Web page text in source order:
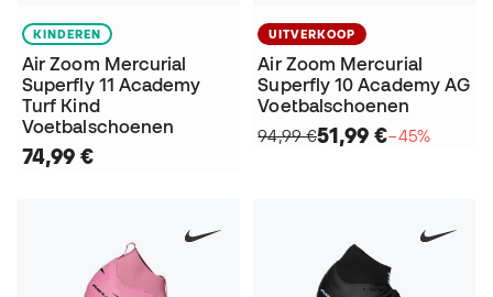
KINDEREN
Air Zoom Mercurial
Superfly 11 Academy
Turf Kind
Voetbalschoenen
74,99 €
UITVERKOOP
Air Zoom Mercurial
Superfly 10 Academy AG
Voetbalschoenen
94,99 €51,99 €−45%